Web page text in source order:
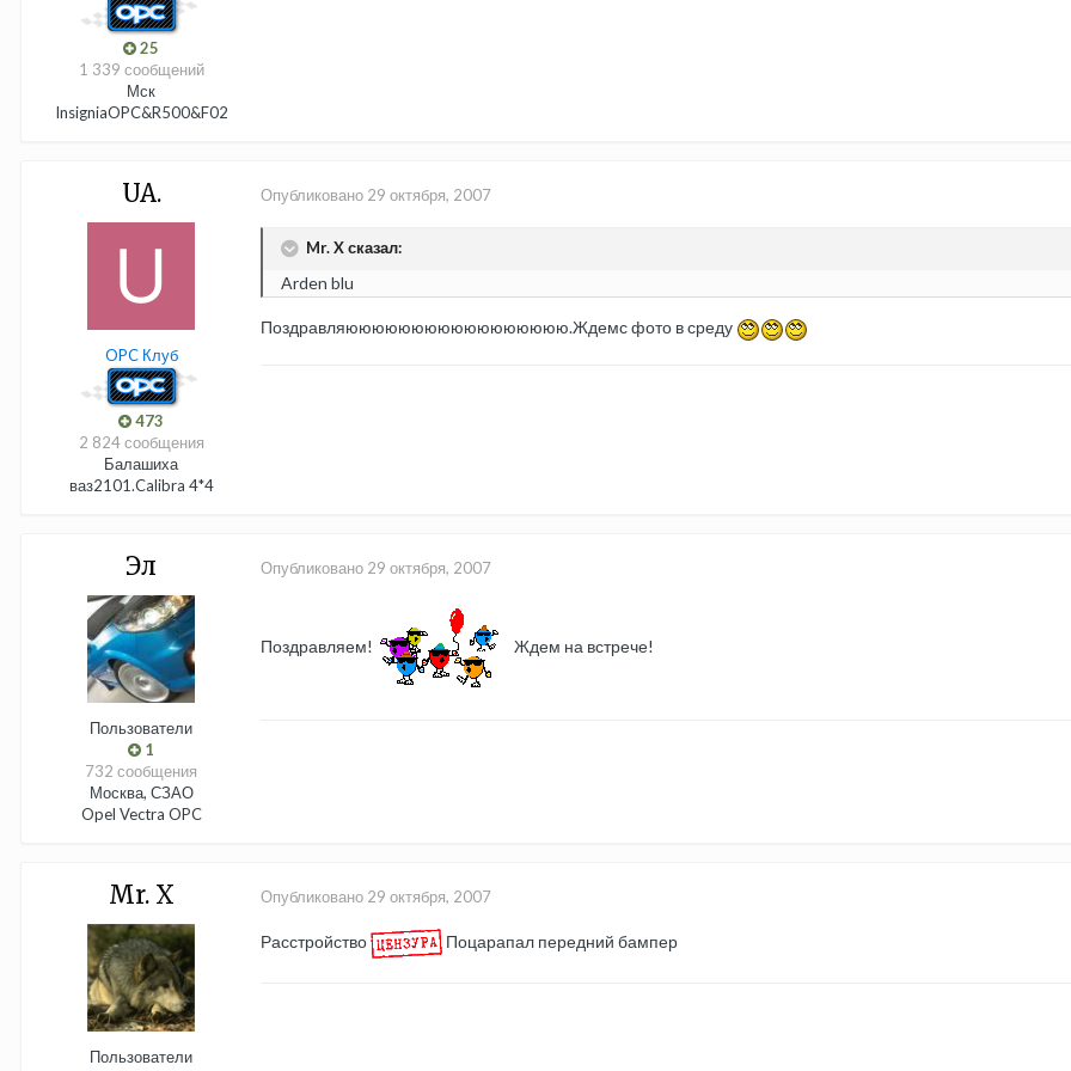
25
1 339 сообщений
Мск
InsigniaOPC&R500&F02
UA.
OPC Клуб
473
2 824 сообщения
Балашиха
ваз2101.Calibra 4*4
Опубликовано 29 октября, 2007
Mr. X сказал:
Arden blu
Поздравляююююююююююююююююю.Ждемс фото в среду
Эл
Пользователи
1
732 сообщения
Москва, СЗАО
Opel Vectra OPC
Опубликовано 29 октября, 2007
Поздравляем! Ждем на встрече!
Mr. X
Пользователи
Опубликовано 29 октября, 2007
Расстройство Поцарапал передний бампер